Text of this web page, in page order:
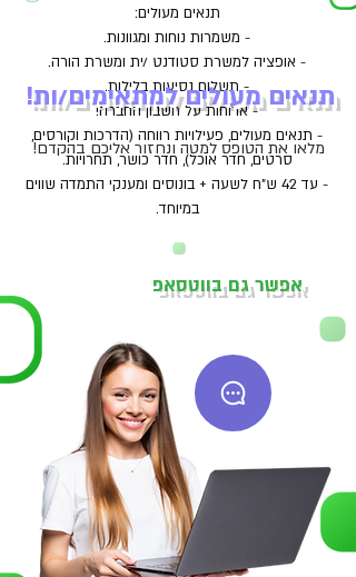
תנאים מעולים:
- משמרות נוחות ומגוונות.
- אופציה למשרת סטודנט /ית ומשרת הורה.
- תשלום נסיעות בלילות.
- ארוחות על חשבון החברה!
- תנאים מעולים, פעילויות רווחה (הדרכות וקורסים,
סרטים, חדר אוכל), חדר כושר, תחרויות.
- עד 42 ש"ח לשעה + בונוסים ומענקי התמדה שווים
במיוחד.
אפשר גם בווטסאפ
מלאו את הטופס למטה ונחזור אליכם בהקדם!
תנאים מעולים למתאימים/ות!